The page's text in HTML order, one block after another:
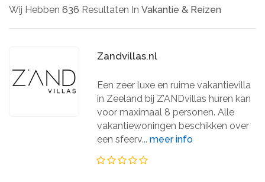
Wij Hebben 636 Resultaten In Vakantie & Reizen
Zandvillas.nl
Een zeer luxe en ruime vakantievilla
in Zeeland bij Z’ANDvillas huren kan
voor maximaal 8 personen. Alle
vakantiewoningen beschikken over
een sfeerv...meer info